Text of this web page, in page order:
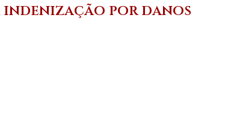
indenização por danos